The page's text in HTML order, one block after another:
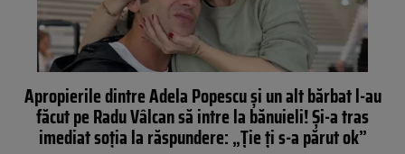
Apropierile dintre Adela Popescu și un alt bărbat l-au
făcut pe Radu Vâlcan să intre la bănuieli! Și-a tras
imediat soția la răspundere: „Ție ți s-a părut ok”